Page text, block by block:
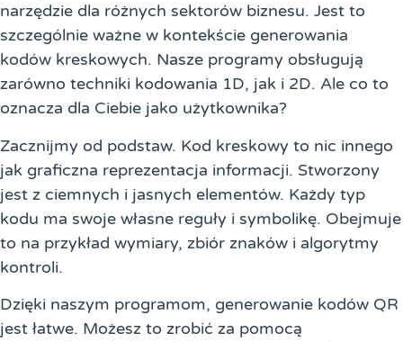
narzędzie dla różnych sektorów biznesu. Jest to
szczególnie ważne w kontekście generowania
kodów kreskowych. Nasze programy obsługują
zarówno techniki kodowania 1D, jak i 2D. Ale co to
oznacza dla Ciebie jako użytkownika?
Zacznijmy od podstaw. Kod kreskowy to nic innego
jak graficzna reprezentacja informacji. Stworzony
jest z ciemnych i jasnych elementów. Każdy typ
kodu ma swoje własne reguły i symbolikę. Obejmuje
to na przykład wymiary, zbiór znaków i algorytmy
kontroli.
Dzięki naszym programom, generowanie kodów QR
jest łatwe. Możesz to zrobić za pomocą